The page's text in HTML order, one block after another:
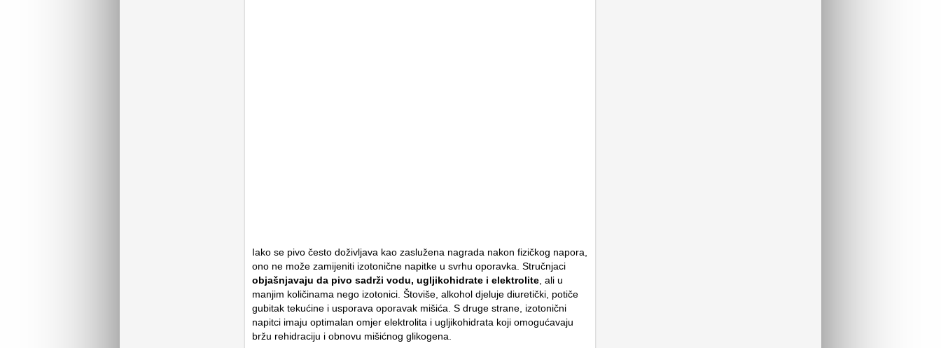
Iako se pivo često doživljava kao zaslužena nagrada nakon fizičkog napora,
ono ne može zamijeniti izotonične napitke u svrhu oporavka. Stručnjaci
objašnjavaju da pivo sadrži vodu, ugljikohidrate i elektrolite , ali u
manjim količinama nego izotonici. Štoviše, alkohol djeluje diuretički, potiče
gubitak tekućine i usporava oporavak mišića. S druge strane, izotonični
napitci imaju optimalan omjer elektrolita i ugljikohidrata koji omogućavaju
bržu rehidraciju i obnovu mišićnog glikogena.